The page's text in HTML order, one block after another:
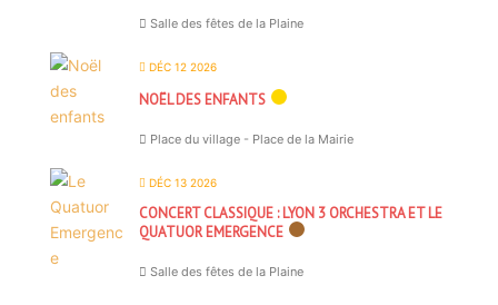
Salle des fêtes de la Plaine
DÉC 12 2026
NOËL DES ENFANTS
Place du village - Place de la Mairie
DÉC 13 2026
CONCERT CLASSIQUE : LYON 3 ORCHESTRA ET LE
QUATUOR EMERGENCE
Salle des fêtes de la Plaine